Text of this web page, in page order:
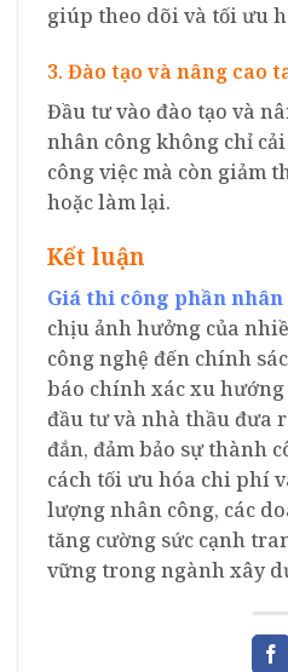
giúp theo dõi và tối ưu
3. Đào tạo và nâng cao
Đầu tư vào đào tạo và
nhân công không chỉ
công việc mà còn giảm
hoặc làm lại.
Kết luận
Giá thi công phần nhân
chịu ảnh hưởng của
công nghệ đến chính
báo chính xác xu hướng
đầu tư và nhà thầu đưa
đắn, đảm bảo sự thành
cách tối ưu hóa chi phí
lượng nhân công, các
tăng cường sức cạnh
vững trong ngành xây